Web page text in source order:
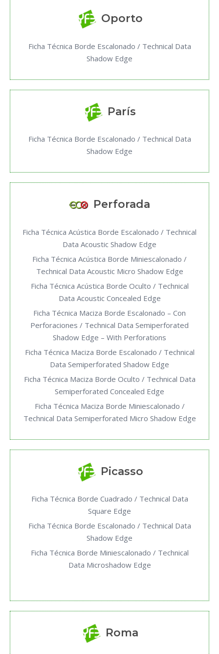
Oporto
Ficha Técnica Borde Escalonado / Technical Data
Shadow Edge
París
Ficha Técnica Borde Escalonado / Technical Data
Shadow Edge
Perforada
Ficha Técnica Acústica Borde Escalonado / Technical
Data Acoustic Shadow Edge
Ficha Técnica Acústica Borde Miniescalonado /
Technical Data Acoustic Micro Shadow Edge
Ficha Técnica Acústica Borde Oculto / Technical
Data Acoustic Concealed Edge
Ficha Técnica Maciza Borde Escalonado – Con
Perforaciones / Technical Data Semiperforated
Shadow Edge – With Perforations
Ficha Técnica Maciza Borde Escalonado / Technical
Data Semiperforated Shadow Edge
Ficha Técnica Maciza Borde Oculto / Technical Data
Semiperforated Concealed Edge
Ficha Técnica Maciza Borde Miniescalonado /
Technical Data Semiperforated Micro Shadow Edge
Picasso
Ficha Técnica Borde Cuadrado / Technical Data
Square Edge
Ficha Técnica Borde Escalonado / Technical Data
Shadow Edge
Ficha Técnica Borde Miniescalonado / Technical
Data Microshadow Edge
Roma